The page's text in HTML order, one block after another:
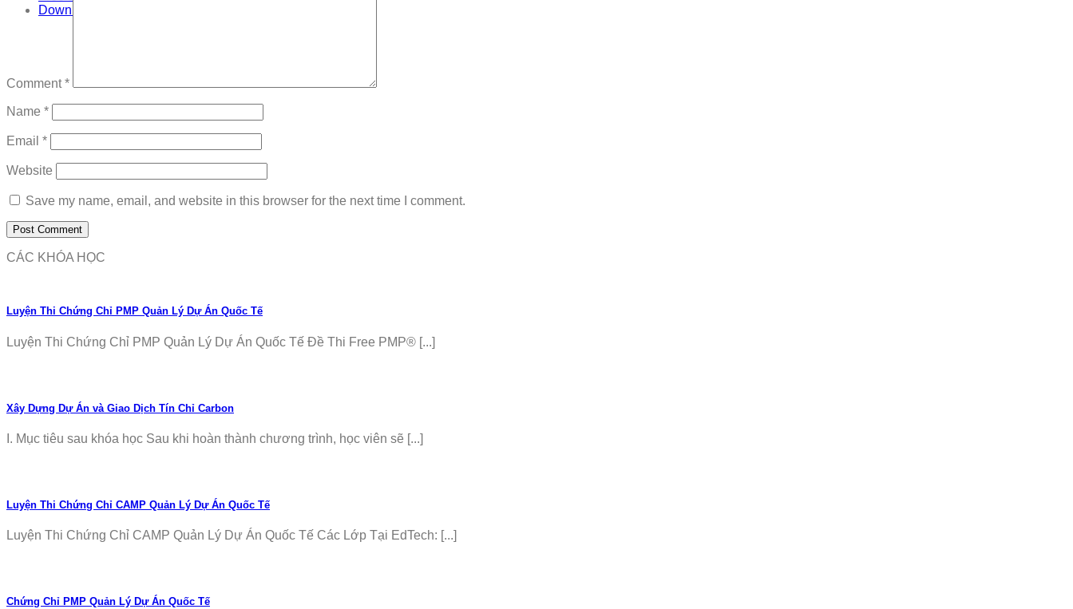
Download
Comment*
Name *
Email *
Website
Save my name, email, and website in this browser for the next time I comment.
CÁC KHÓA HỌC
Luyện Thi Chứng Chỉ PMP Quản Lý Dự Án Quốc Tế
Luyện Thi Chứng Chỉ PMP Quản Lý Dự Án Quốc Tế Đề Thi Free PMP® [...]
Xây Dựng Dự Án và Giao Dịch Tín Chỉ Carbon
I. Mục tiêu sau khóa học Sau khi hoàn thành chương trình, học viên sẽ [...]
Luyện Thi Chứng Chỉ CAMP Quản Lý Dự Án Quốc Tế
Luyện Thi Chứng Chỉ CAMP Quản Lý Dự Án Quốc Tế Các Lớp Tại EdTech: [...]
Chứng Chỉ PMP Quản Lý Dự Án Quốc Tế